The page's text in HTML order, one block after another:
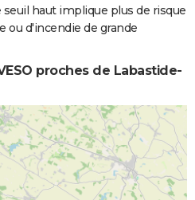
haut implique plus de risque
ou d'incendie de grande
proches de Labastide-